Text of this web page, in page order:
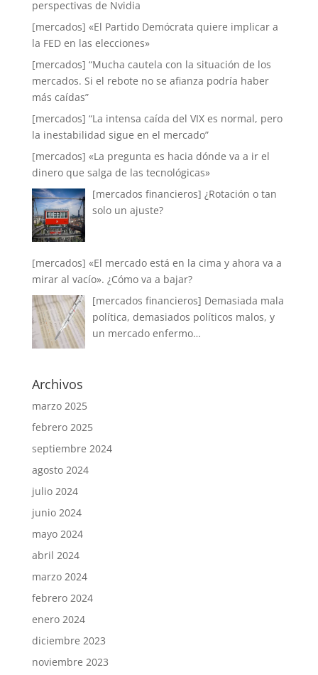
perspectivas de Nvidia
[mercados] «El Partido Demócrata quiere implicar a
la FED en las elecciones»
[mercados] “Mucha cautela con la situación de los
mercados. Si el rebote no se afianza podría haber
más caídas”
[mercados] “La intensa caída del VIX es normal, pero
la inestabilidad sigue en el mercado”
[mercados] «La pregunta es hacia dónde va a ir el
dinero que salga de las tecnológicas»
[mercados financieros] ¿Rotación o tan
solo un ajuste?
[mercados] «El mercado está en la cima y ahora va a
mirar al vacío». ¿Cómo va a bajar?
[mercados financieros] Demasiada mala
política, demasiados políticos malos, y
un mercado enfermo…
Archivos
marzo 2025
febrero 2025
septiembre 2024
agosto 2024
julio 2024
junio 2024
mayo 2024
abril 2024
marzo 2024
febrero 2024
enero 2024
diciembre 2023
noviembre 2023